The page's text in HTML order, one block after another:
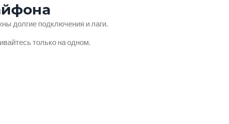
долгие подключения и лаги.
только на одном.